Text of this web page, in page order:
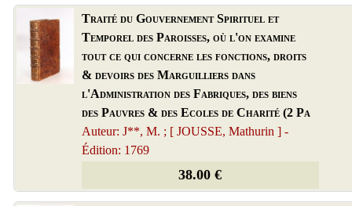
Traité du Gouvernement Spirituel et
Temporel des Paroisses, où l'on examine
tout ce qui concerne les fonctions, droits
& devoirs des Marguilliers dans
l'Administration des Fabriques, des biens
des Pauvres & des Ecoles de Charité (2 Pa
Auteur: J**, M. ; [ JOUSSE, Mathurin ] -
Édition: 1769
38.00 €